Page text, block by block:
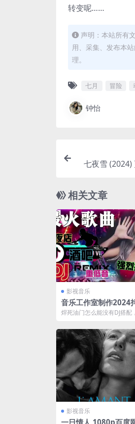
转变呢……
声明：本站所有
用、采集、发布本
理。
七月 冒险
钟怡
七夜雪 (2024)
相关文章
影视音乐
音乐工作室制作2024
DJ专辑(200首)
焊死油门怎么能没有DJ搭配
音热门的DJ音乐
影视音乐
一日情人 1080p百度